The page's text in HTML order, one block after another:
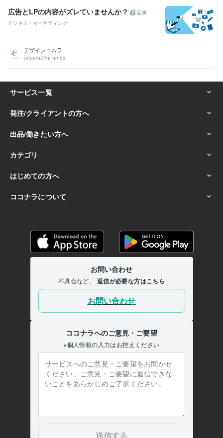
広告とLPの内容がズレていませんか？
記事
ビジネス・マーケティング
デザインコムラ
2026/07/16 02:53